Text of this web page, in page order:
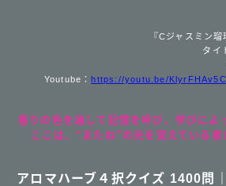
『Cジャスミン
タイ
Youtube：https://youtu.be/
香りの色を通して記憶を呼び、学びによ
ここは、“またね”の光を覚えている者
アロマハーブ４択クイズ 1400問